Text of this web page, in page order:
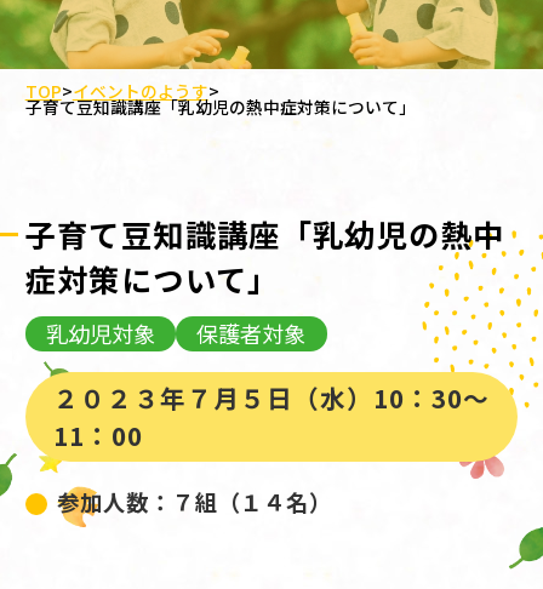
TOP>イベントのようす>
子育て豆知識講座「乳幼児の熱中症対策について」
子育て豆知識講座「乳幼児の熱中
症対策について」
乳幼児対象 保護者対象
２０２３年７月５日（水）10：30～
11：00
参加人数：７組（１４名）